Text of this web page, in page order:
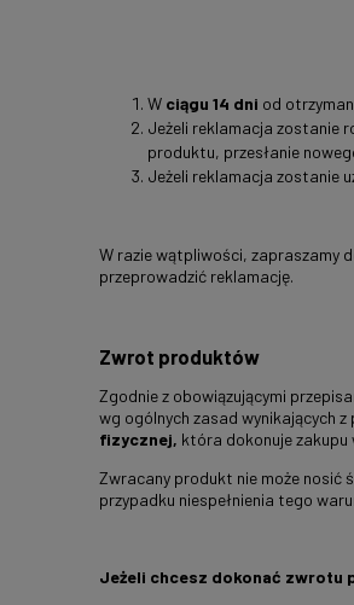
W ciągu 14 dni od
Jeżeli reklamacja zostanie
produktu, przesłanie
Jeżeli reklamacja zostanie
W razie wątpliwości, zapraszamy
przeprowadzić reklamację.
Zwrot produktów
Zgodnie z obowiązującymi
wg ogólnych zasad wynikających
fizycznej, która dokonuje zakupu
Zwracany produkt nie może nosić
przypadku niespełnienia tego
Jeżeli chcesz dokonać zwrotu